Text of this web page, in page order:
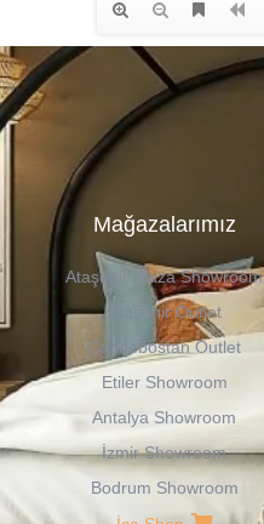
Mağazalarımız
Ataşehir Plaza Showroom
Ataşehir Outlet
Caddebostan Outlet
Etiler Showroom
Antalya Showroom
İzmir Showroom
Bodrum Showroom